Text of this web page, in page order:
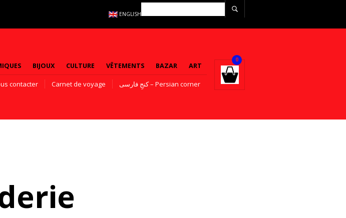
ENGLISH
BIJOUX CULTURE VÊTEMENTS BAZAR ART
contacter Carnet de voyage کنجِ فارسی – Persian corner
0